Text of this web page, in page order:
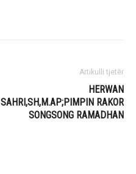
Artikulli tjetër
HERWAN
SAHRI,SH,M.AP;PIMPIN RAKOR
SONGSONG RAMADHAN